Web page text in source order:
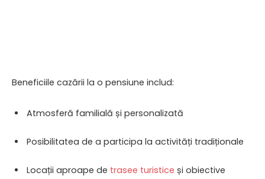
Beneficiile cazării la o pensiune includ:
Atmosferă familială și personalizată
Posibilitatea de a participa la activități tradiționale
Locații aproape de trasee turistice și obiective